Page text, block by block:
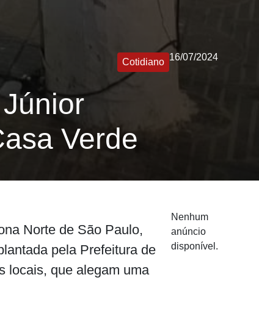
Cotidiano 16/07/2024
Verde
Norte de São Paulo,
pela Prefeitura de
locais, que alegam uma
Nenhum
anúncio
disponível.